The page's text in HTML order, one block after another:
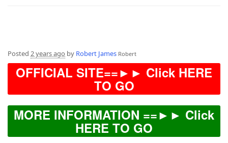
Posted 2 years ago by Robert James Robert
OFFICIAL SITE==►► Click HERE
TO GO
MORE INFORMATION ==►► Click
HERE TO GO